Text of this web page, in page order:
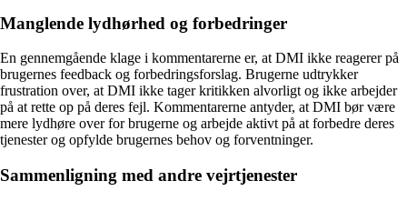
Manglende lydhørhed og forbedringer
En gennemgående klage i kommentarerne er, at DMI ikke reagerer på
brugernes feedback og forbedringsforslag. Brugerne udtrykker
frustration over, at DMI ikke tager kritikken alvorligt og ikke arbejder
på at rette op på deres fejl. Kommentarerne antyder, at DMI bør være
mere lydhøre over for brugerne og arbejde aktivt på at forbedre deres
tjenester og opfylde brugernes behov og forventninger.
Sammenligning med andre vejrtjenester